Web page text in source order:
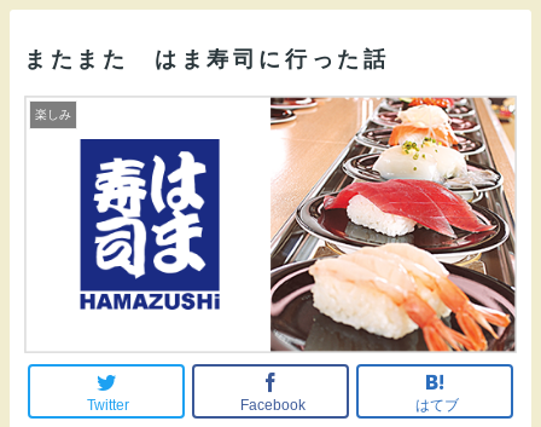
またまた はま寿司に行った話
楽しみ
Twitter Facebook はてブ